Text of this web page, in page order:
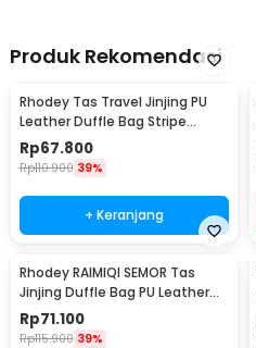
Produk Rekomendasi
Rhodey Tas Travel Jinjing PU
Leather Duffle Bag Stripe
Model - S01
Rp67.800
Rp110.900 39%
+ Keranjang
Rhodey RAIMIQI SEMOR Tas
Jinjing Duffle Bag PU Leather
Unisex 20 Inch Large Bear - C01
Rp71.100
Rp115.900 39%